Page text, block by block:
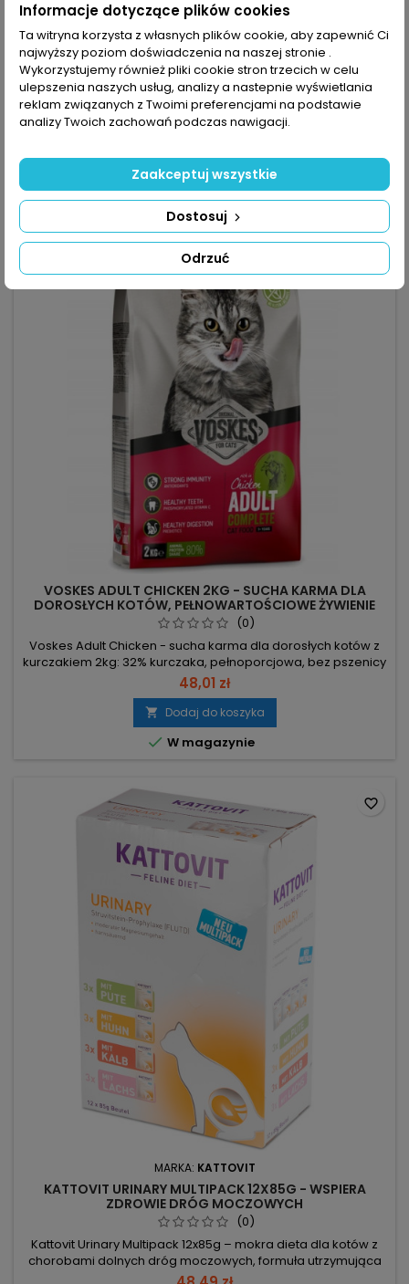
VOSKES ADULT STERILIZED CHICKEN 2KG - KONTROLA
WAGI I ZDROWIE PO STERYLIZACJI
(0)
Voskes Adult Sterilized Chicken - sucha karma dla kota po
sterylizacji z kurczakiem 2kg to pełnoporcjowa formuła o
obniżonej zawartości tłuszczu, zaprojektowana by pomagać
utrzymać prawidłową wagę po zabiegu sterylizacji. 2 kg –
bez...
50,43 zł
 W magazynie
VOSKES ADULT CHICKEN 2KG - SUCHA KARMA DLA
DOROSŁYCH KOTÓW, PEŁNOWARTOŚCIOWE ŻYWIENIE
(0)
Voskes Adult Chicken - sucha karma dla dorosłych kotów z
kurczakiem 2kg: 32% kurczaka, pełnoporcjowa, bez pszenicy
i kukurydzy, lekostrawna o chrupiącej teksturze. 32%
suszonego kurczaka – wysokiej jakości białko dla codziennej
witalności. β-glukany, FOS, MOS, GOS – wsparcie odporności i
prawidłowego trawienia. Olej rybny i naturalne zioła –
lepsza...
48,01 zł
 Dodaj do koszyka
 W magazynie
MARKA: KATTOVIT
KATTOVIT URINARY MULTIPACK 12X85G - WSPIERA
ZDROWIE DRÓG MOCZOWYCH
(0)
Kattovit Urinary Multipack 12x85g – mokra dieta dla kotów z
chorobami dolnych dróg moczowych, formuła utrzymująca
pH moczu na poziomie 6,5. Zestaw 12x85g (cielęcina,
favorite_border
Informacje dotyczące plików cookies
Ta witryna korzysta z własnych plików cookie, aby zapewnić Ci
najwyższy poziom doświadczenia na naszej stronie .
Wykorzystujemy również pliki cookie stron trzecich w celu
ulepszenia naszych usług, analizy a nastepnie wyświetlania
reklam związanych z Twoimi preferencjami na podstawie
analizy Twoich zachowań podczas nawigacji.
Odrzuć
Dostosuj
Zaakceptuj wszystkie